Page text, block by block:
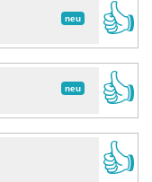
neu
👍
neu
👍
👍